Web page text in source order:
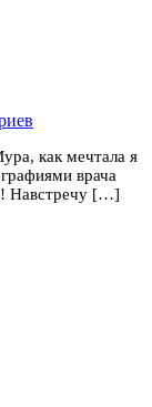
как мечтала я
врача
Навстречу […]